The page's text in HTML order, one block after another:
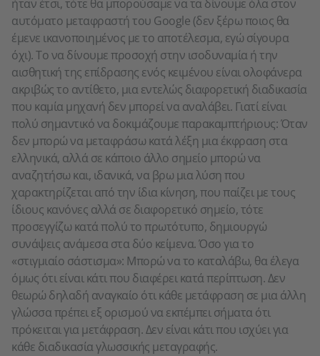
ήταν έτσι, τότε θα μπορούσαμε να τα δίνουμε όλα στον
αυτόματο μεταφραστή του Google (δεν ξέρω ποιος θα
έμενε ικανοποιημένος με το αποτέλεσμα, εγώ σίγουρα
όχι). Το να δίνουμε προσοχή στην ισοδυναμία ή την
αισθητική της επίδρασης ενός κειμένου είναι ολοφάνερα
ακριβώς το αντίθετο, μια εντελώς διαφορετική διαδικασία
που καμία μηχανή δεν μπορεί να αναλάβει. Γιατί είναι
πολύ σημαντικό να δοκιμάζουμε παρακαμπτήριους: Όταν
δεν μπορώ να μεταφράσω κατά λέξη μια έκφραση στα
ελληνικά, αλλά σε κάποιο άλλο σημείο μπορώ να
αναζητήσω και, ιδανικά, να βρω μια λύση που
χαρακτηρίζεται από την ίδια κίνηση, που παίζει με τους
ίδιους κανόνες αλλά σε διαφορετικό σημείο, τότε
προσεγγίζω κατά πολύ το πρωτότυπο, δημιουργώ
συνάψεις ανάμεσα στα δύο κείμενα. Όσο για το
«στιγμιαίο σάστισμα»: Μπορώ να το καταλάβω, θα έλεγα
όμως ότι είναι κάτι που διαφέρει κατά περίπτωση. Δεν
θεωρώ δηλαδή αναγκαίο ότι κάθε μετάφραση σε μια άλλη
γλώσσα πρέπει εξ ορισμού να εκπέμπει σήματα ότι
πρόκειται για μετάφραση. Δεν είναι κάτι που ισχύει για
κάθε διαδικασία γλωσσικής μεταγραφής.